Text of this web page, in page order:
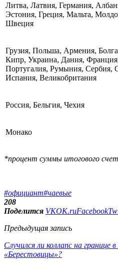
Литва, Латвия, Германия,
Эстония, Греция, Мальта,
Швеция
Грузия, Польша, Армения,
Кипр, Украина, Дания,
Португалия, Румыния, Сербия,
Испания, Великобритания
Россия, Бельгия, Чехия
Монако
*процент суммы итогового
#официант#чаевые
208
Поделится VKOK.ruFacebook
Предыдущая запись
Случился ли коллапс на границе
«Берестовицы»?